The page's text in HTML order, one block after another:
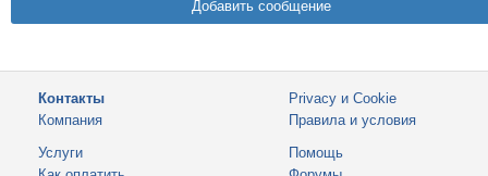
Контакты
Компания
Privacy и Cookie
Правила и условия
Услуги
Помощь